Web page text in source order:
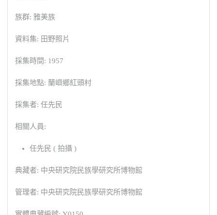
族群: 雅美族
資料集: 田野照片
採集時間: 1957
採集地點: 蘭嶼鄉紅頭村
採集者: 任先民
相關人員:
任先民 ( 拍攝 )
典藏者: 中央研究院民族學研究所博物館
管理者: 中央研究院民族學研究所博物館